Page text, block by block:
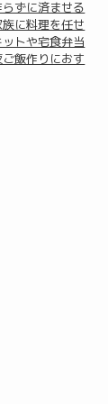
ずに済ませる
に料理を任せ
トや宅食弁当
飯作りにおす